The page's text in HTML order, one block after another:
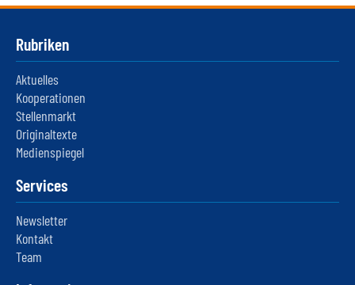
Rubriken
Aktuelles
Kooperationen
Stellenmarkt
Originaltexte
Medienspiegel
Services
Newsletter
Kontakt
Team